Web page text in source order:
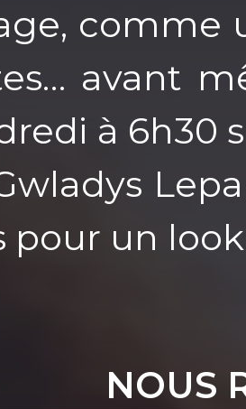
comme
avant
à 6h30
pour un
NOUS